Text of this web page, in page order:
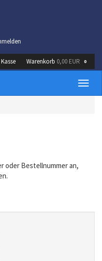
Kasse Warenkorb 0,00 EUR 0
oder Bestellnummer an,